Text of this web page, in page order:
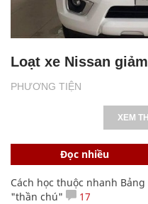
PHƯƠNG TIỆN
Loạt xe Nissan
XEM
Đọc nhiều
Cách học thuộc nhanh
"thần chú"
17